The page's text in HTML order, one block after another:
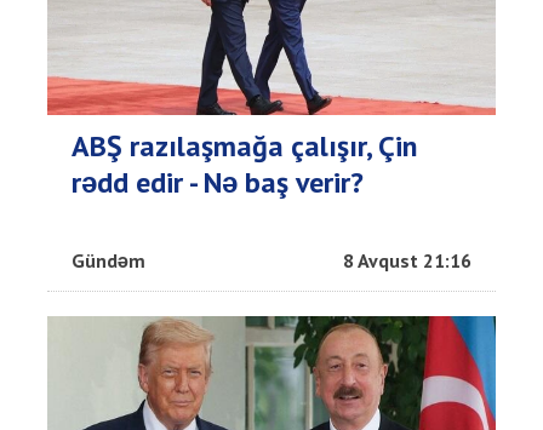
ABŞ razılaşmağa çalışır, Çin
rədd edir - Nə baş verir?
Gündəm 8 Avqust 21:16